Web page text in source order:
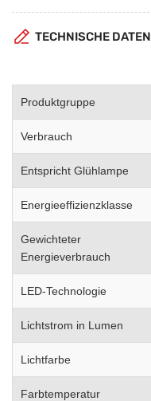
TECHNISCHE DATEN
Produktgruppe
Verbrauch
Entspricht Glühlampe
Energieeffizienzklasse
Gewichteter
Energieverbrauch
LED-Technologie
Lichtstrom in Lumen
Lichtfarbe
Farbtemperatur